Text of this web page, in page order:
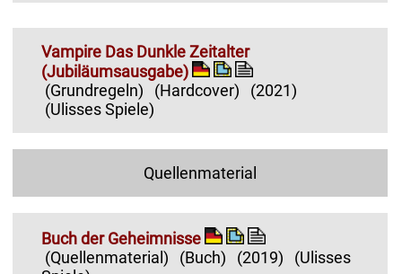
Vampire Das Dunkle Zeitalter
(Jubiläumsausgabe)
(Grundregeln)
(Hardcover)
(2021)
(Ulisses Spiele)
Quellenmaterial
Buch der Geheimnisse
(Quellenmaterial)
(Buch) (2019)
(Ulisses